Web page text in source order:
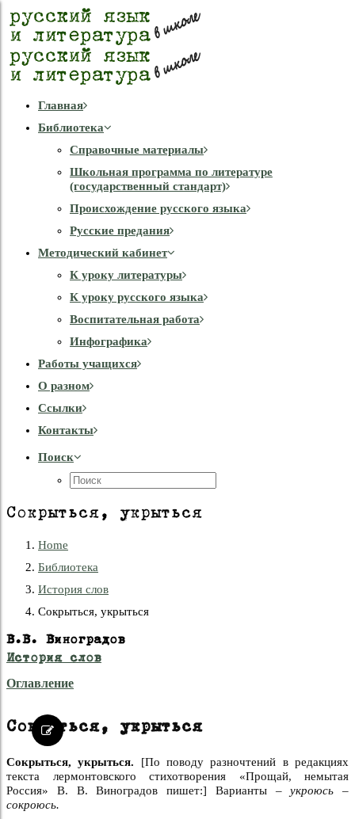
Главная
Библиотека
Справочные материалы
Школьная программа по литературе
(государственный стандарт)
Происхождение русского языка
Русские предания
Методический кабинет
К уроку литературы
К уроку русского языка
Воспитательная работа
Инфографика
Работы учащихся
О разном
Cсылки
Контакты
Поиск
Сокрыться, укрыться
Home
Библиотека
История слов
Сокрыться, укрыться
В.В. Виноградов
История слов
Оглавление
Сокрыться, укрыться
Сокрыться, укрыться. [По поводу разночтений в редакциях
текста лермонтовского стихотворения «Прощай, немытая
Россия» В. В. Виноградов пишет:] Варианты –укроюсь –
сокроюсь.